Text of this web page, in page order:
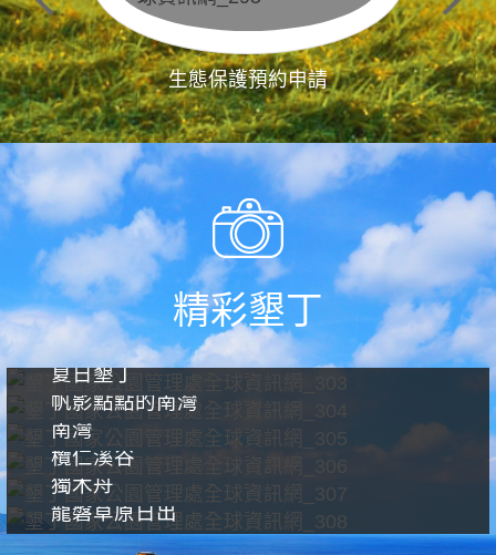
生態保護預約申請
精彩墾丁
夏日墾丁
帆影點點的南灣
南灣
欖仁溪谷
獨木舟
龍磐草原日出